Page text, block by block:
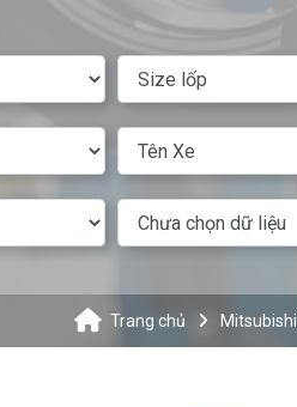
Trang chủ Mitsubishi